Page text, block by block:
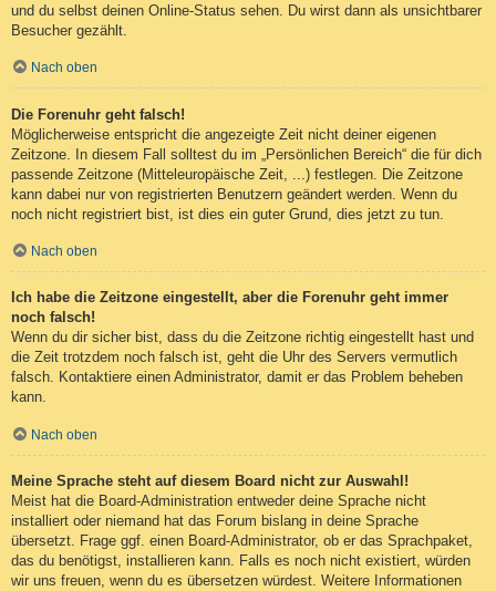
und du selbst deinen Online-Status sehen. Du wirst dann als unsichtbarer
Besucher gezählt.
Nach oben
Die Forenuhr geht falsch!
Möglicherweise entspricht die angezeigte Zeit nicht deiner eigenen
Zeitzone. In diesem Fall solltest du im „Persönlichen Bereich“ die für dich
passende Zeitzone (Mitteleuropäische Zeit, ...) festlegen. Die Zeitzone
kann dabei nur von registrierten Benutzern geändert werden. Wenn du
noch nicht registriert bist, ist dies ein guter Grund, dies jetzt zu tun.
Nach oben
Ich habe die Zeitzone eingestellt, aber die Forenuhr geht immer
noch falsch!
Wenn du dir sicher bist, dass du die Zeitzone richtig eingestellt hast und
die Zeit trotzdem noch falsch ist, geht die Uhr des Servers vermutlich
falsch. Kontaktiere einen Administrator, damit er das Problem beheben
kann.
Nach oben
Meine Sprache steht auf diesem Board nicht zur Auswahl!
Meist hat die Board-Administration entweder deine Sprache nicht
installiert oder niemand hat das Forum bislang in deine Sprache
übersetzt. Frage ggf. einen Board-Administrator, ob er das Sprachpaket,
das du benötigst, installieren kann. Falls es noch nicht existiert, würden
wir uns freuen, wenn du es übersetzen würdest. Weitere Informationen